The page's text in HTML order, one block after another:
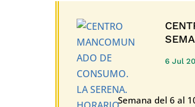
6 Jul
Semana del 6 al